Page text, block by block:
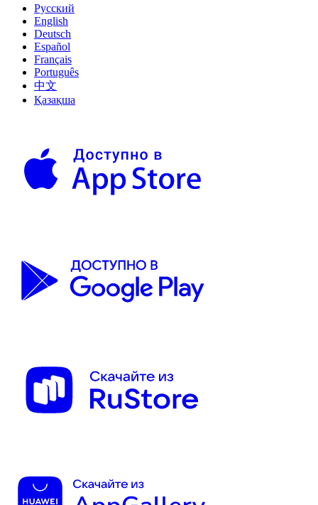
Русский
English
Deutsch
Español
Français
Português
中文
Қазақша